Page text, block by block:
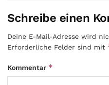
Schreibe einen
Deine E-Mail-Adresse wird
Erforderliche Felder sind mit
Kommentar *